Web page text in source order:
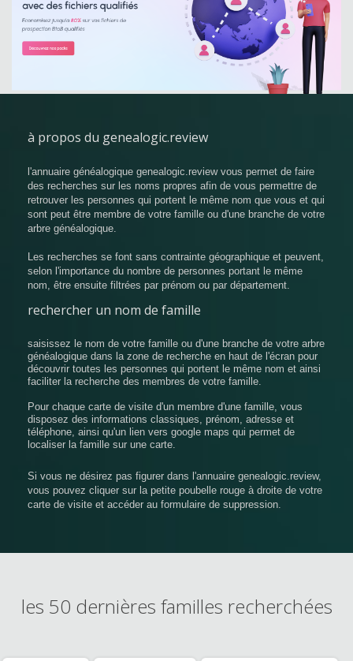
à propos du genealogic.review
l'annuaire généalogique genealogic.review vous permet de faire
des recherches sur les noms propres afin de vous permettre de
retrouver les personnes qui portent le même nom que vous et qui
sont peut être membre de votre famille ou d'une branche de votre
arbre généalogique.
Les recherches se font sans contrainte géographique et peuvent,
selon l'importance du nombre de personnes portant le même
nom, être ensuite filtrées par prénom ou par département.
rechercher un nom de famille
saisissez le nom de votre famille ou d'une branche de votre arbre
généalogique dans la zone de recherche en haut de l'écran pour
découvrir toutes les personnes qui portent le même nom et ainsi
faciliter la recherche des membres de votre famille.
Pour chaque carte de visite d'un membre d'une famille, vous
disposez des informations classiques, prénom, adresse et
téléphone, ainsi qu'un lien vers google maps qui permet de
localiser la famille sur une carte.
Si vous ne désirez pas figurer dans l'annuaire genealogic.review,
vous pouvez cliquer sur la petite poubelle rouge à droite de votre
carte de visite et accéder au formulaire de suppression.
les 50 dernières familles recherchées